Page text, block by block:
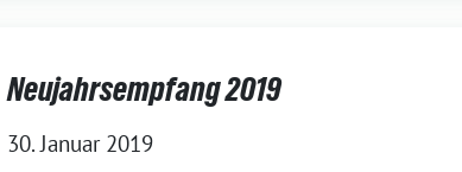
Neujahrsempfang 2019
30. Januar 2019